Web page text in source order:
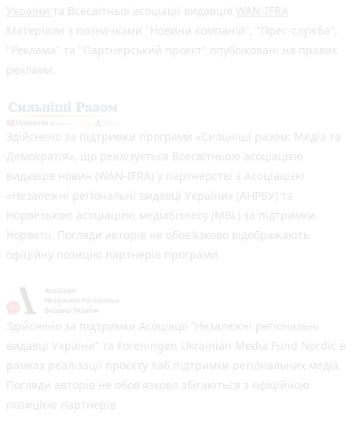
України та Всесвітньої асоціації видавців WAN-IFRA
Матеріали з позначками "Новини компаній", "Прес-служба",
"Реклама" та "Партнерський проєкт" опубліковані на правах
реклами.
Здійснено за підтримки програми «Сильніші разом: Медіа та
Демократія», що реалізується Всесвітньою асоціацією
видавців новин (WAN-IFRA) у партнерстві з Асоціацією
«Незалежні регіональні видавці України» (АНРВУ) та
Норвезькою асоціацією медіабізнесу (MBL) за підтримки
Норвегії. Погляди авторів не обов’язково відображають
офіційну позицію партнерів програми.
Здійснено за підтримки Асоціації “Незалежні регіональні
видавці України” та Foreningen Ukrainian Media Fund Nordic в
рамках реалізації проєкту Хаб підтримки регіональних медіа.
Погляди авторів не обов'язково збігаються з офіційною
позицією партнерів